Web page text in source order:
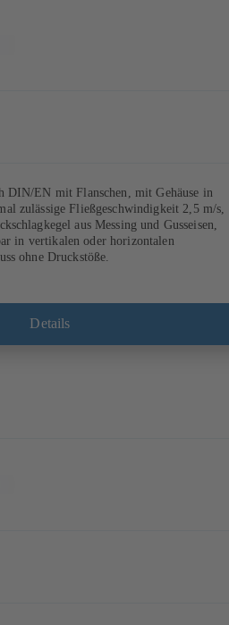
DIN/EN mit Flanschen, mit Gehäuse in
zulässige Fließgeschwindigkeit 2,5 m/s,
aus Messing und Gusseisen,
in vertikalen oder horizontalen
ohne Druckstöße.
Details